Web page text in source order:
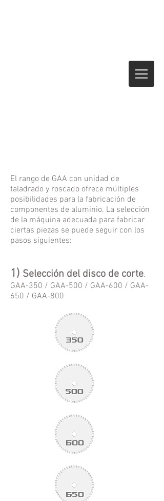
El rango de GAA con unidad de
taladrado y roscado ofrece múltiples
posibilidades para la fabricación de
componentes de aluminio. La selección
de la máquina adecuada para fabricar
ciertas piezas se puede seguir con los
pasos siguientes:
1) Selección del disco de corte.
GAA-350 / GAA-500 / GAA-600 / GAA-
650 / GAA-800